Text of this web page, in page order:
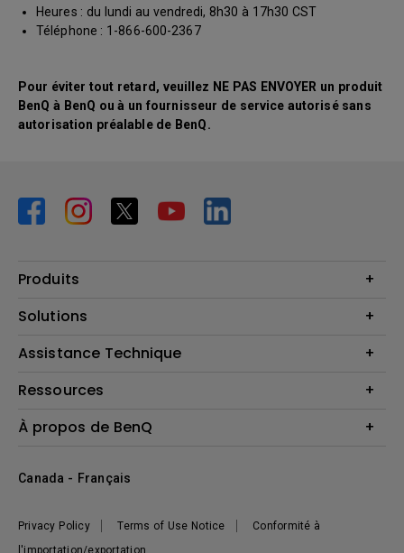
Heures : du lundi au vendredi, 8h30 à 17h30 CST
Téléphone : 1-866-600-2367
Pour éviter tout retard, veuillez NE PAS ENVOYER un produit
BenQ à BenQ ou à un fournisseur de service autorisé sans
autorisation préalable de BenQ.
Produits
Vidéoprojecteurs
Éclairage
Haut-parleur
Solutions
Business Display
Assistance Technique
Contactez-nous
Recycling
Ressources
Centre de connaissances
À propos de BenQ
Développement durable
Privacy Policy
Terms of Use Notice
Conformité à
l'importation/exportation
Canada - Français